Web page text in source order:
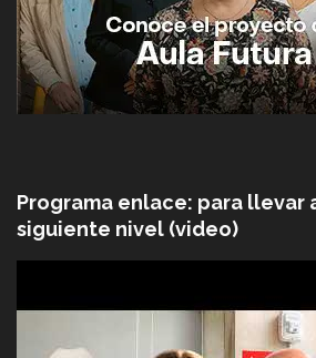
Programa enlace: para llevar
siguiente nivel (video)